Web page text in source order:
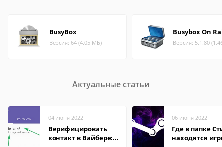
BusyBox
Версия: 64 (4.05 МБ)
Busybox On
Версия: 5.1.80
Актуальные статьи
04 июня 2022
Верифицировать
контакт в Вайбере:
06 июня 2022
Где в папке
находятся